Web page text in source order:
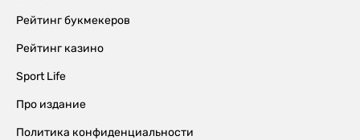
Рейтинг букмекеров
Рейтинг казино
Sport Life
Про издание
Политика конфиденциальности